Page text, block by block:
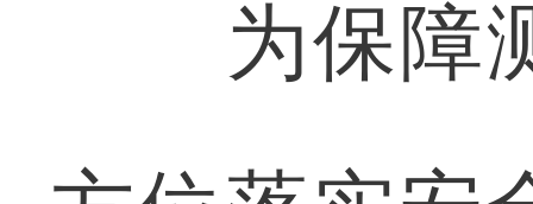
为保障测